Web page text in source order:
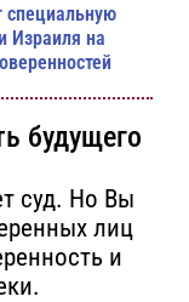
специальную
Израиля на
будущего
суд. Но Вы
лиц
и